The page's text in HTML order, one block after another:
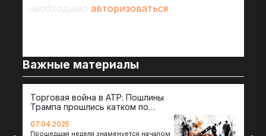
необходимо авторизоваться.
Важные материалы
Торговая война в АТР: Пошлины
Трампа прошлись катком по
07.04.2025
Прошедшая неделя знаменуется началом